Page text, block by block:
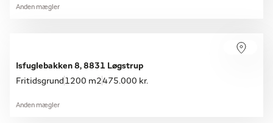
Anden mægler
Isfuglebakken 8, 8831 Løgstrup
Fritidsgrund 1200 m2475.000 kr.
Anden mægler